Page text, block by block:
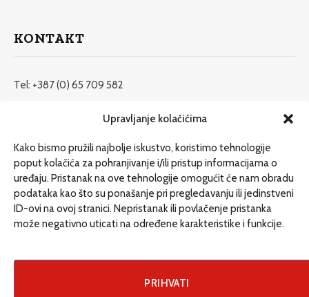
Upravljanje kolačićima
Kako bismo pružili najbolje iskustvo, koristimo tehnologije
poput kolačića za pohranjivanje i/ili pristup informacijama o
uređaju. Pristanak na ove tehnologije omogućit će nam obradu
podataka kao što su ponašanje pri pregledavanju ili jedinstveni
ID-ovi na ovoj stranici. Nepristanak ili povlačenje pristanka
može negativno uticati na određene karakteristike i funkcije.
PRIHVATI
KONTAKT
Tel: +387 (0) 65 709 582
redakcija@etrafika.net
Dosije
Drugi pišu
Društvo